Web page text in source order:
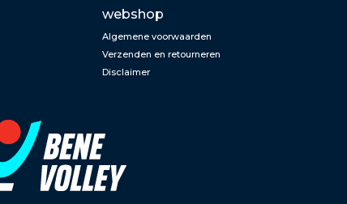
webshop
Algemene voorwaarden
Verzenden en retourneren
Disclaimer